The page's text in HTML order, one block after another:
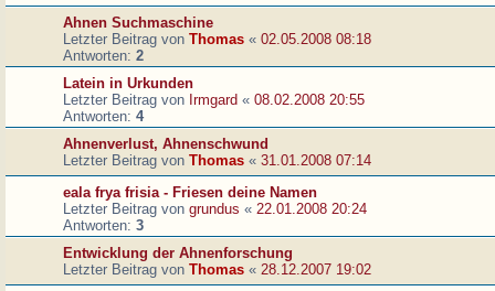
Ahnen Suchmaschine
Letzter Beitrag von Thomas « 02.05.2008 08:18
Antworten: 2
Latein in Urkunden
Letzter Beitrag von Irmgard « 08.02.2008 20:55
Antworten: 4
Ahnenverlust, Ahnenschwund
Letzter Beitrag von Thomas « 31.01.2008 07:14
eala frya frisia - Friesen deine Namen
Letzter Beitrag von grundus « 22.01.2008 20:24
Antworten: 3
Entwicklung der Ahnenforschung
Letzter Beitrag von Thomas « 28.12.2007 19:02